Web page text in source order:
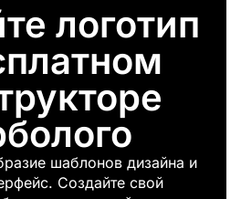
логотип
шаблонов дизайна и
Создайте свой